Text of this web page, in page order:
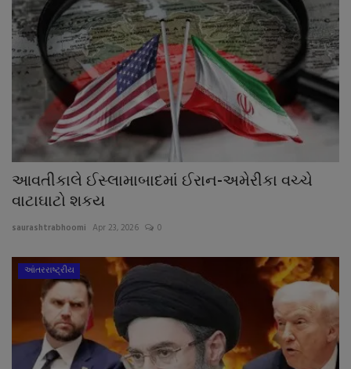
આવતીકાલે ઈસ્લામાબાદમાં ઈરાન-અમેરીકા વચ્ચે
વાટાઘાટો શકય
saurashtrabhoomi Apr 23, 2026 0
આંતરરાષ્ટ્રીય